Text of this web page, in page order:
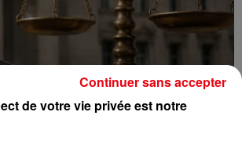
de votre vie privée est notre
Continuer sans accepter